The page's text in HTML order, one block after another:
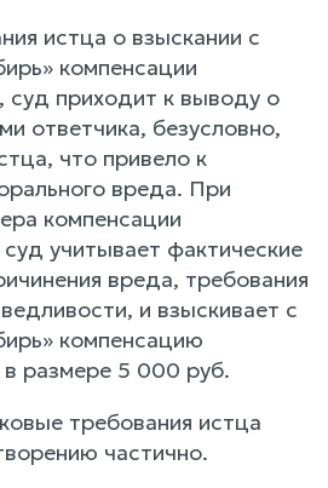
истца о взыскании с
компенсации
суд приходит к выводу о
ответчика, безусловно,
что привело к
вреда. При
компенсации
учитывает фактические
вреда, требования
и взыскивает с
компенсацию
размере 5 000 руб.
требования истца
частично.